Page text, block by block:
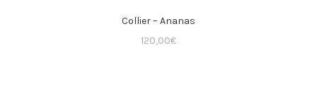
Collier – Ananas
120,00€